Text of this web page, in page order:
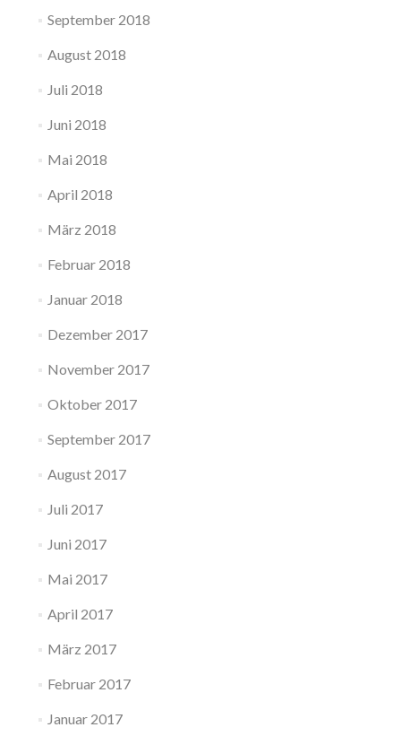
September 2018
August 2018
Juli 2018
Juni 2018
Mai 2018
April 2018
März 2018
Februar 2018
Januar 2018
Dezember 2017
November 2017
Oktober 2017
September 2017
August 2017
Juli 2017
Juni 2017
Mai 2017
April 2017
März 2017
Februar 2017
Januar 2017